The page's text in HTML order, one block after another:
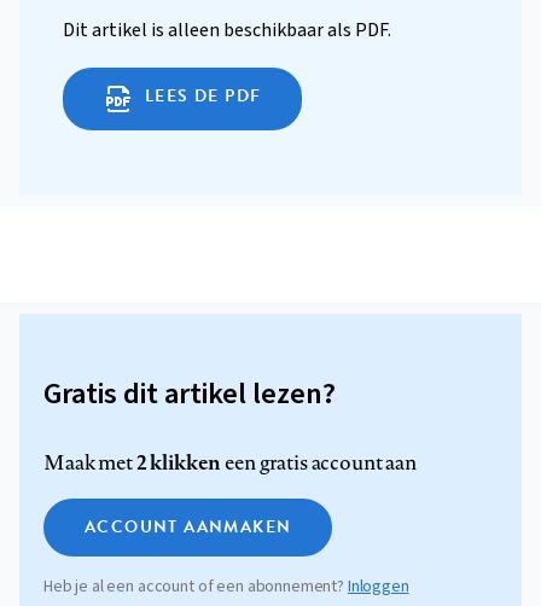
Dit artikel is alleen beschikbaar als PDF.
LEES DE PDF
Gratis dit artikel lezen?
Maak met2 klikkeneen gratis account aan
ACCOUNT AANMAKEN
Heb je al een account of een abonnement? Inloggen